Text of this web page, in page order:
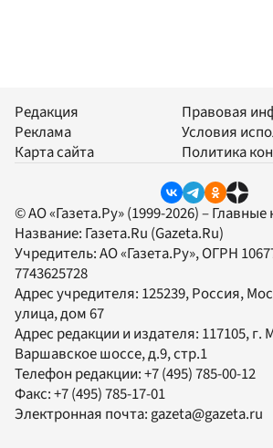
Редакция
Реклама
Карта сайта
Правовая
Условия
Политика
© АО «Газета.Ру» (1999-2026) –
Название: Газета.Ru (Gazeta.Ru)
Учредитель:АО «Газета.Ру», ОГРН
7743625728
Адрес учредителя: 125239, Россия,
улица, дом 67
Адрес редакции и издателя: 117105, г.
Варшавское шоссе, д.9, стр.1
Телефон редакции:+7 (495) 785-00-12
Факс:+7 (495) 785-17-01
Электронная почта: gazeta@gazeta.ru